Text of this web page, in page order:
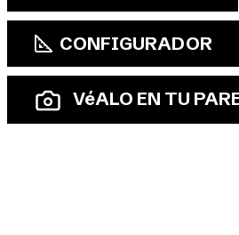
CONFIGURADOR
VéALO EN TU